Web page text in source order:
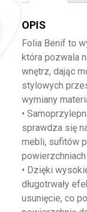
OPIS
Folia Benif to
która pozwala
wnętrz, dając
stylowych
wymiany
•
sprawdza się
mebli, sufitów
• Dzięki
długotrwały
usunięcie, co